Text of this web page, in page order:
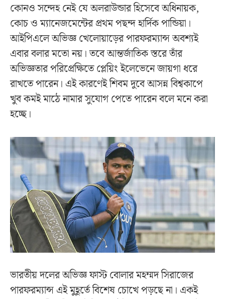
কোনও সন্দেহ নেই যে অলরাউন্ডার হিসেবে অধিনায়ক,
কোচ ও ম্যানেজমেন্টের প্রথম পছন্দ হার্দিক পান্ডিয়া।
আইপিএলে অভিজ্ঞ খেলোয়াড়ের পারফরম্যান্স অবশ্যই
এবার বলার মতো নয়। তবে আন্তর্জাতিক স্তরে তাঁর
অভিজ্ঞতার পরিপ্রেক্ষিতে প্লেয়িং ইলেভেনে জায়গা ধরে
রাখতে পারেন। এই কারণেই শিবম দুবে আসন্ন বিশ্বকাপে
খুব কমই মাঠে নামার সুযোগ পেতে পারেন বলে মনে করা
হচ্ছে।
ভারতীয় দলের অভিজ্ঞ ফাস্ট বোলার মহম্মদ সিরাজের
পারফরম্যান্স এই মুহূর্তে বিশেষ চোখে পড়ছে না। একই